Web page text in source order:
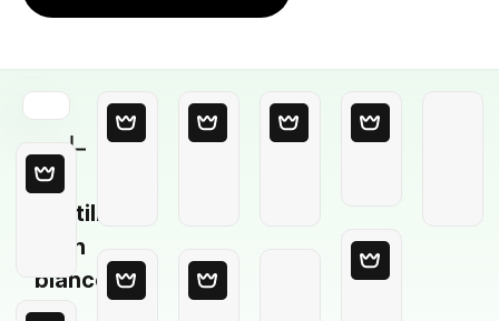
Plantilla
en
blanco